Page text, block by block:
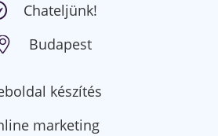
Chateljünk!
Budapest
készítés
marketing